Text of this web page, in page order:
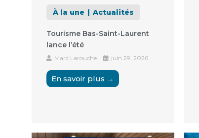
À la une Actualités
Tourisme Bas-Saint-Laurent
lance l’été
Marc Larouche juin 29, 2026
En savoir plus →